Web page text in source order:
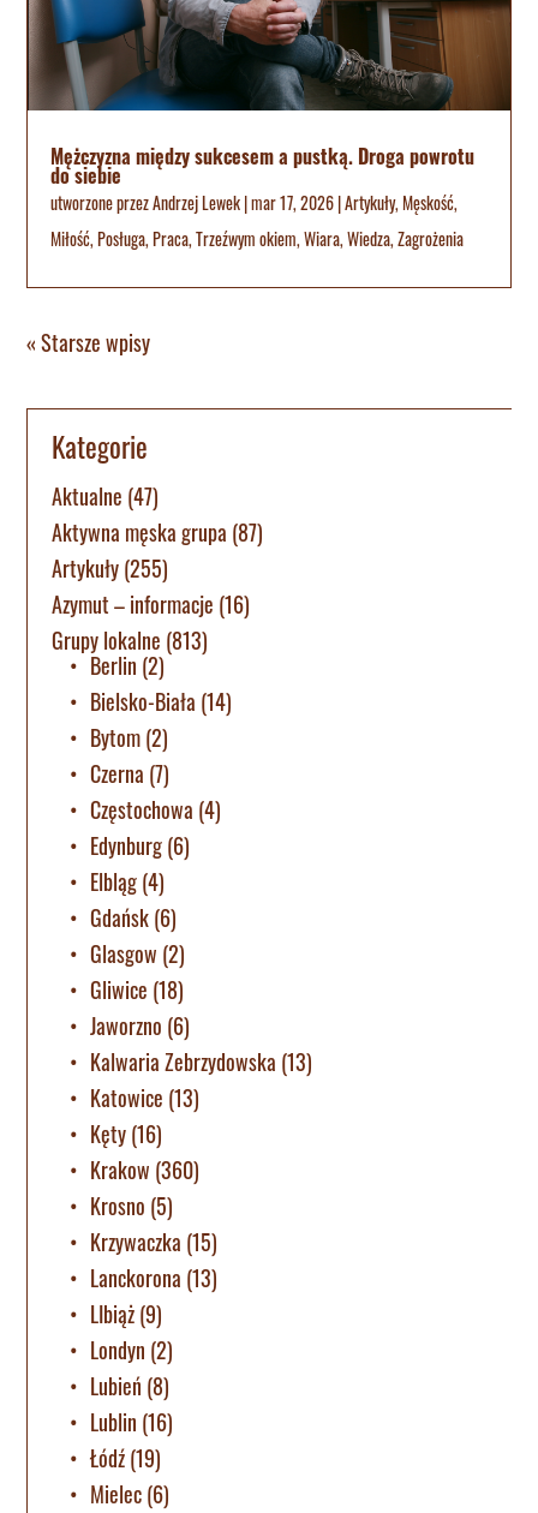
Mężczyzna między sukcesem a pustką. Droga powrotu
do siebie
utworzone przezAndrzej Lewek|mar 17, 2026|Artykuły,Męskość,
Miłość,Posługa,Praca,Trzeźwym okiem,Wiara,Wiedza,Zagrożenia
« Starsze wpisy
Kategorie
Aktualne (47)
Aktywna męska grupa (87)
Artykuły(255)
Azymut – informacje (16)
Grupy lokalne (813)
Berlin (2)
Bielsko-Biała (14)
Bytom(2)
Czerna (7)
Częstochowa (4)
Edynburg(6)
Elbląg(4)
Gdańsk(6)
Glasgow (2)
Gliwice (18)
Jaworzno (6)
Kalwaria Zebrzydowska (13)
Katowice (13)
Kęty(16)
Krakow (360)
Krosno (5)
Krzywaczka (15)
Lanckorona (13)
LIbiąż(9)
Londyn (2)
Lubień (8)
Lublin (16)
Łódź(19)
Mielec(6)